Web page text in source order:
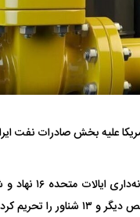
علیه بخش صادرات نفت
تامی بروس، سخنگوی
بورس تهران
ماسک
حدید ۱۱۰؛